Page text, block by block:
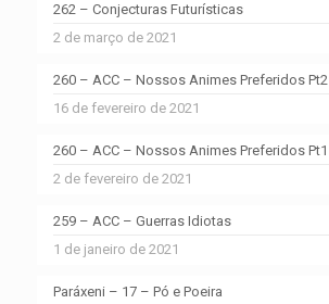
262 – Conjecturas Futurísticas
2 de março de 2021
260 – ACC – Nossos Animes Preferidos Pt2
16 de fevereiro de 2021
260 – ACC – Nossos Animes Preferidos Pt1
2 de fevereiro de 2021
259 – ACC – Guerras Idiotas
1 de janeiro de 2021
Paráxeni – 17 – Pó e Poeira